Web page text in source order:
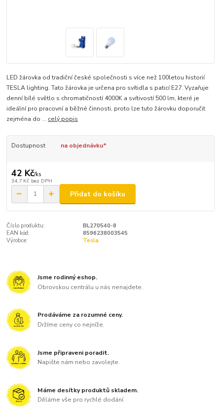
LED žárovka od tradiční české společnosti s více než 100letou historií
TESLA lighting. Tato žárovka je určena pro svítidla s paticí E27. Vyzařuje
denní bílé světlo s chromatičností 4000K a svítivostí 500 lm, které je
ideální pro pracovní a běžné činnosti, proto lze tuto žárovku doporučit
zejména do ... celý popis
Dostupnost na objednávku*
42 Kč/ks
34,7 Kč bez DPH
Přidat do košíku
Číslo produktu:
BL270540-8
EAN kód:
8596238003545
Výrobce:
Tesla
Jsme rodinný eshop.
Obrovskou centrálu u nás nenajdete.
Prodáváme za rozumné ceny.
Držíme ceny co nejníže.
Jsme připraveni poradit.
Napište nám nebo zavolejte.
Máme desítky produktů skladem.
Děláme vše pro rychlé dodání.